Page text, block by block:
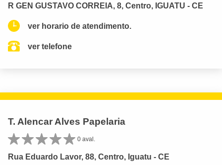
R GEN GUSTAVO CORREIA, 8, Centro, IGUATU - CE
ver horario de atendimento.
ver telefone
T. Alencar Alves Papelaria
0 aval.
Rua Eduardo Lavor, 88, Centro, Iguatu - CE